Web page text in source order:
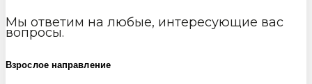
Мы ответим на любые, интересующие вас
вопросы.
Взрослое направление